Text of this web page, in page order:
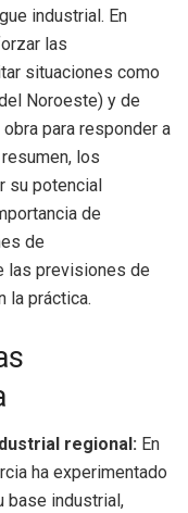
industrial. En
las
situaciones como
Noroeste) y de
para responder a
los
su potencial
de
de
las previsiones de
la práctica.
regional: En
ha experimentado
base industrial,